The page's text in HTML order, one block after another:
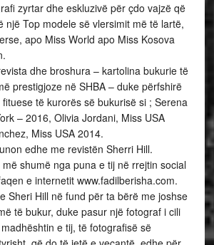
zyrtar dhe eskluzivë për çdo vajzë që
një Top modele së vlersimit më të lartë,
apo Miss World apo Miss Kosova
dhe broshura – kartolina bukurie të
prestigjoze në SHBA – duke përfshirë
të kurorës së bukurisë si ; Serena
– 2016, Olivia Jordani, Miss USA
Miss USA 2014.
edhe me revistën Sherri Hill.
shumë nga puna e tij në rrejtin social
e internetit www.fadilberisha.com.
Sheri Hill në fund për ta bërë me joshse
të bukur, duke pasur një fotograf i cili
e tij, të fotografisë së